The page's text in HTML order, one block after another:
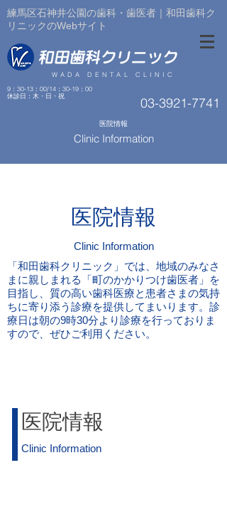
練馬区石神井公園の歯科・歯医者｜和田歯科ク
リニックのWebサイト
WADA DENTAL CLINIC
9：30-13：00/14：30-19：00
​休診日：木・日・祝
03-3921-7741
医院情報
Clinic Information
医院情報
Clinic Information
「和田歯科クリニック」では、地域のみなさ
まに親しまれる「町のかかりつけ歯医者」を
目指し、質の高い歯科医療と患者さまの気持
ちに寄り添う診療を提供してまいります。診
療日は朝の9時30分より診療を行っておりま
すので、ぜひご利用ください。
医院情報
Clinic Information